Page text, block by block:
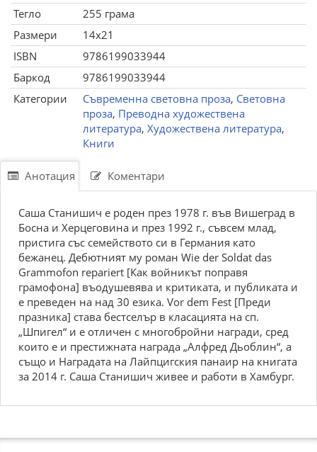
Тегло
255 грама
Размери
14x21
ISBN
9786199033944
Баркод
9786199033944
Категории
Съвременна световна проза, Световна
проза, Преводна художествена
литература, Художествена литература,
Книги
Анотация Коментари
Саша Станишич е роден през 1978 г. във Вишеград в
Босна и Херцеговина и през 1992 г., съвсем млад,
пристига със семейството си в Германия като
бежанец. Дебютният му роман Wie der Soldat das
Grammofon repariert [Как войникът поправя
грамофона] въодушевява и критиката, и публиката и
е преведен на над 30 езика. Vor dem Fest [Преди
празника] става бестселър в класацията на сп.
„Шпигел“ и е отличен с многобройни награди, сред
които е и престижната награда „Алфред Дьоблин“, а
също и Наградата на Лайпцигския панаир на книгата
за 2014 г. Саша Станишич живее и работи в Хамбург.